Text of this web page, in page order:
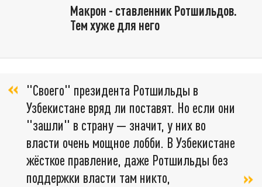
Макрон - ставленник Ротшильдов.
Тем хуже для него
"Своего" президента Ротшильды в
Узбекистане вряд ли поставят. Но если они
"зашли" в страну — значит, у них во
власти очень мощное лобби. В Узбекистане
жёсткое правление, даже Ротшильды без
поддержки власти там никто,